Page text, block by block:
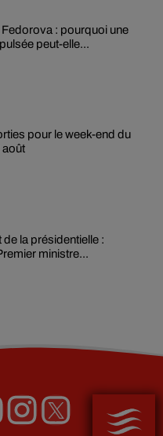
Fedorova : pourquoi une
peut-elle...
pour le week-end du
août
de la présidentielle :
ministre...